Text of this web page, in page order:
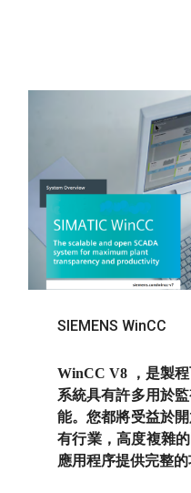
SIEMENS WinCC
WinCC V8 ，是製
系統具有許多用於
能。您都將受益於
有行業，高度複雜
應用程序提供完整的